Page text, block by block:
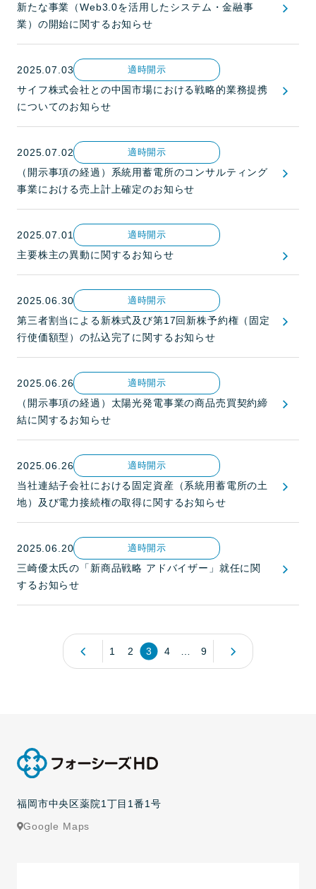
新たな事業（Web3.0を活用したシステム・金融事
業）の開始に関するお知らせ
2025.07.03 適時開示
サイフ株式会社との中国市場における戦略的業務提携
についてのお知らせ
2025.07.02 適時開示
（開示事項の経過）系統用蓄電所のコンサルティング
事業における売上計上確定のお知らせ
2025.07.01 適時開示
主要株主の異動に関するお知らせ
2025.06.30 適時開示
第三者割当による新株式及び第17回新株予約権（固定
行使価額型）の払込完了に関するお知らせ
2025.06.26 適時開示
（開示事項の経過）太陽光発電事業の商品売買契約締
結に関するお知らせ
2025.06.26 適時開示
当社連結子会社における固定資産（系統用蓄電所の土
地）及び電力接続権の取得に関するお知らせ
2025.06.20 適時開示
三崎優太氏の「新商品戦略 アドバイザー」就任に関
するお知らせ
1 2 3 4 9
福岡市中央区薬院1丁目1番1号
Google Maps